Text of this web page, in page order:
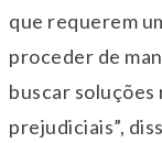
que requerem
proceder de
buscar
prejudiciais”,